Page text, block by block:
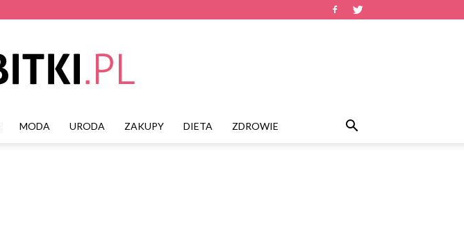
MODA URODA ZAKUPY DIETA ZDROWIE